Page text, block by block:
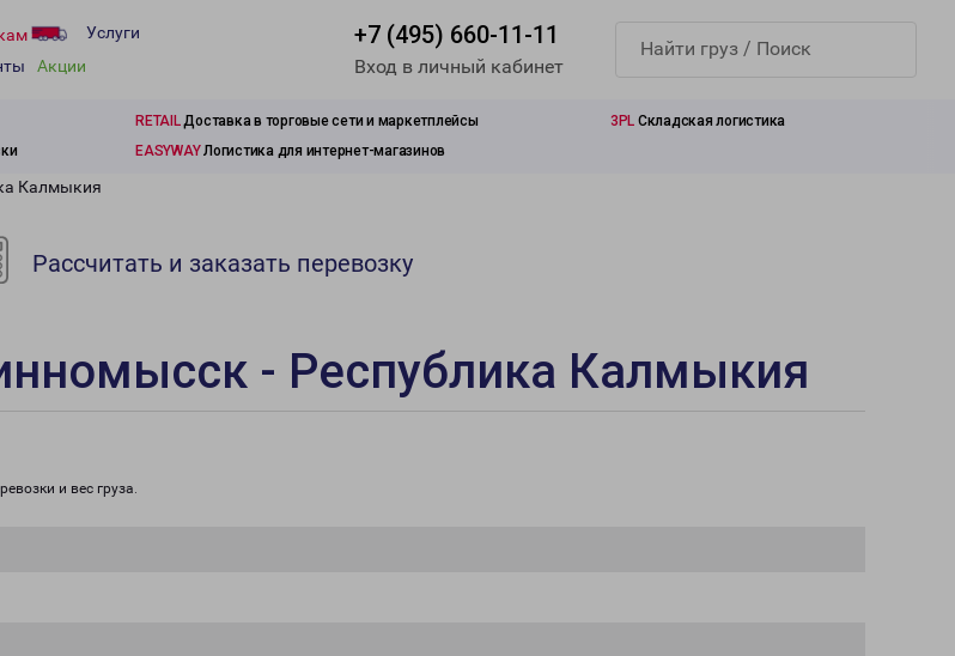
Услуги
Акции
+7 (495) 660-11-11
Вход в личный кабинет
RETAILДоставка в торговые сети и маркетплейсы 3PL Складская логистика
EASYWAYЛогистика для интернет-магазинов
Калмыкия
Рассчитать и заказать перевозку
- Республика Калмыкия
и вес груза.